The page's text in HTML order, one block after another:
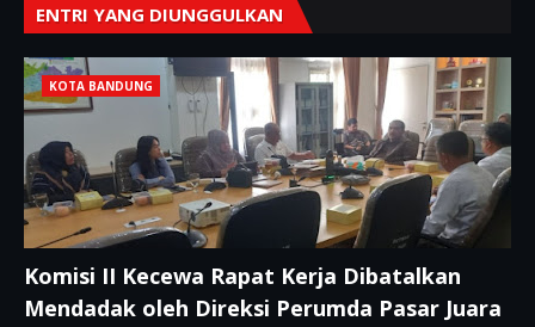
ENTRI YANG DIUNGGULKAN
KOTA BANDUNG
Komisi II Kecewa Rapat Kerja Dibatalkan
Mendadak oleh Direksi Perumda Pasar Juara